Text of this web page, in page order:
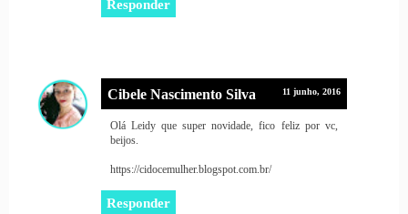
Responder
Cibele Nascimento Silva 11 junho, 2016
Olá Leidy que super novidade, fico feliz por vc,
beijos.
https://cidocemulher.blogspot.com.br/
Responder